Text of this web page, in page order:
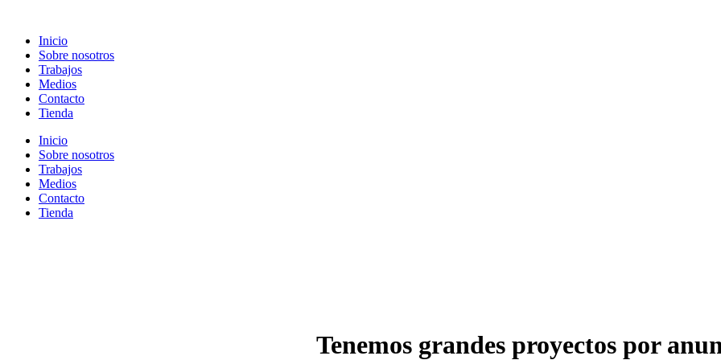
contenido
Inicio
Sobre nosotros
Trabajos
Medios
Contacto
Tienda
Inicio
Sobre nosotros
Trabajos
Medios
Contacto
Tienda
Tenemos grandes proyectos por